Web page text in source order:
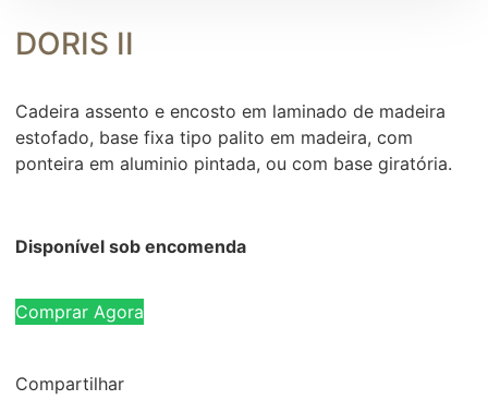
DORIS II
Cadeira assento e encosto em laminado de madeira
estofado, base fixa tipo palito em madeira, com
ponteira em aluminio pintada, ou com base giratória.
Disponível sob encomenda
Comprar Agora
Compartilhar